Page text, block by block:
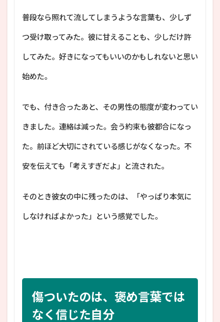
普段なら照れて流してしまうような言葉も、少しず
つ受け取ってみた。彼に甘えることも、少しだけ許
してみた。好きになってもいいのかもしれないと思い
始めた。
でも、付き合ったあと、その男性の態度が変わってい
きました。連絡は減った。会う約束も彼都合になっ
た。前ほど大切にされている感じがなくなった。不
安を伝えても「考えすぎだよ」と流された。
そのとき彼女の中に残ったのは、「やっぱり本気に
しなければよかった」という感覚でした。
傷ついたのは、褒め言葉では
なく信じた自分